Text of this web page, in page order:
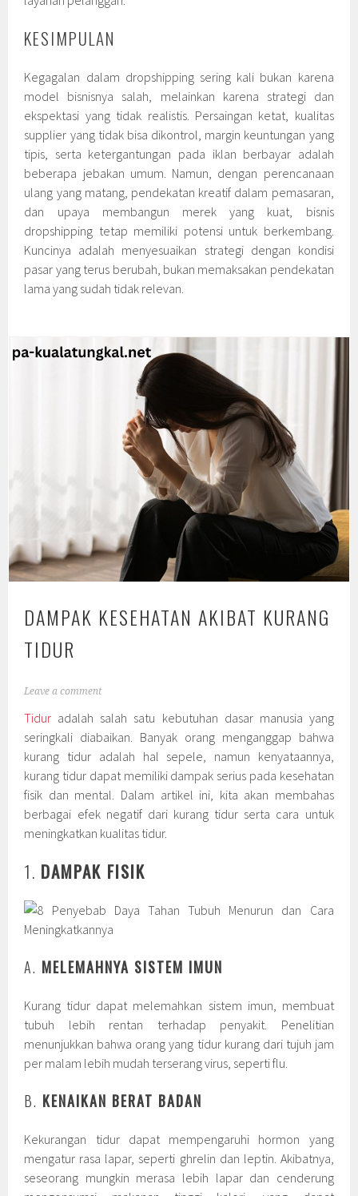
KESIMPULAN
Kegagalan dalam dropshipping sering kali bukan karena
model bisnisnya salah, melainkan karena strategi dan
ekspektasi yang tidak realistis. Persaingan ketat, kualitas
supplier yang tidak bisa dikontrol, margin keuntungan yang
tipis, serta ketergantungan pada iklan berbayar adalah
beberapa jebakan umum. Namun, dengan perencanaan
ulang yang matang, pendekatan kreatif dalam pemasaran,
dan upaya membangun merek yang kuat, bisnis
dropshipping tetap memiliki potensi untuk berkembang.
Kuncinya adalah menyesuaikan strategi dengan kondisi
pasar yang terus berubah, bukan memaksakan pendekatan
lama yang sudah tidak relevan.
DAMPAK KESEHATAN AKIBAT KURANG
TIDUR
Leave a comment
Tidur adalah salah satu kebutuhan dasar manusia yang
seringkali diabaikan. Banyak orang menganggap bahwa
kurang tidur adalah hal sepele, namun kenyataannya,
kurang tidur dapat memiliki dampak serius pada kesehatan
fisik dan mental. Dalam artikel ini, kita akan membahas
berbagai efek negatif dari kurang tidur serta cara untuk
meningkatkan kualitas tidur.
1. DAMPAK FISIK
A. MELEMAHNYA SISTEM IMUN
Kurang tidur dapat melemahkan sistem imun, membuat
tubuh lebih rentan terhadap penyakit. Penelitian
menunjukkan bahwa orang yang tidur kurang dari tujuh jam
per malam lebih mudah terserang virus, seperti flu.
B. KENAIKAN BERAT BADAN
Kekurangan tidur dapat mempengaruhi hormon yang
mengatur rasa lapar, seperti ghrelin dan leptin. Akibatnya,
seseorang mungkin merasa lebih lapar dan cenderung